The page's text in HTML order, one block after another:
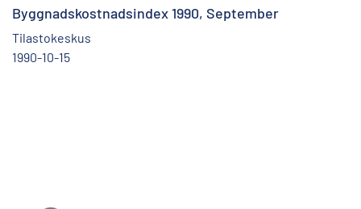
Byggnadskostnadsindex 1990, September
Tilastokeskus
1990-10-15